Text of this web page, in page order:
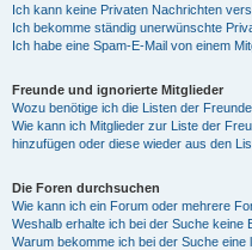
Ich kann keine Privaten Nachrichten
Ich bekomme ständig unerwünschte
Ich habe eine Spam-E-Mail von einem
Freunde und ignorierte Mitglieder
Wozu benötige ich die Listen der
Wie kann ich Mitglieder zur Liste der
hinzufügen oder diese wieder aus den
Die Foren durchsuchen
Wie kann ich ein Forum oder mehrere
Weshalb erhalte ich bei der Suche keine
Warum bekomme ich bei der Suche eine